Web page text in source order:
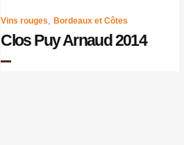
Vins rouges ,Bordeaux et Côtes
Clos Puy Arnaud 2014